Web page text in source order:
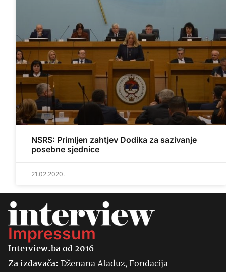
NSRS: Primljen zahtjev Dodika za sazivanje
posebne sjednice
21.02.2020.
Impressum
Interview.ba od 2016
Za izdavača:Dženana Alađuz, Fondacija